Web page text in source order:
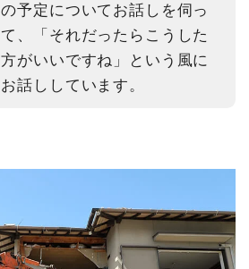
の予定についてお話しを伺っ
て、「それだったらこうした
方がいいですね」という風に
お話ししています。